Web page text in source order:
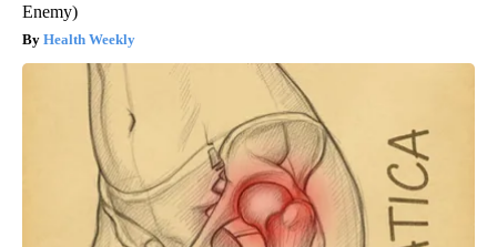
Enemy)
Health Weekly